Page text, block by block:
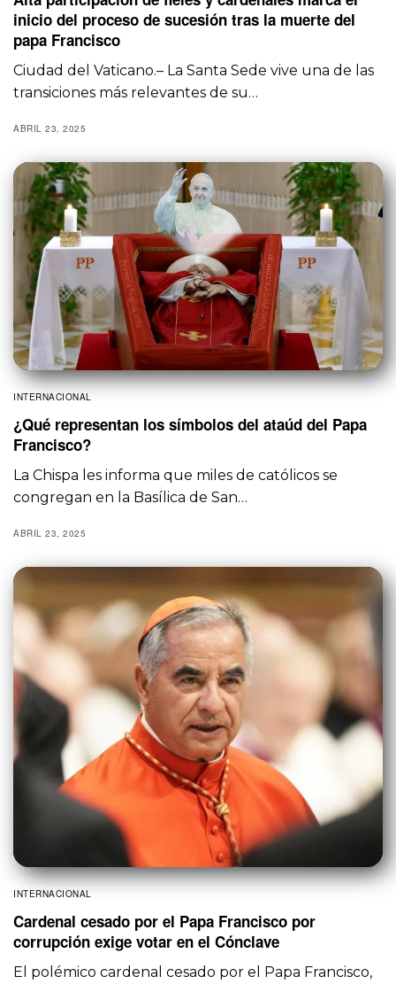
inicio del proceso de sucesión tras la muerte del
papa Francisco
Ciudad del Vaticano.– La Santa Sede vive una de las
transiciones más relevantes de su…
ABRIL 23, 2025
INTERNACIONAL
¿Qué representan los símbolos del ataúd del Papa
Francisco?
La Chispa les informa que miles de católicos se
congregan en la Basílica de San…
ABRIL 23, 2025
INTERNACIONAL
Cardenal cesado por el Papa Francisco por
corrupción exige votar en el Cónclave
El polémico cardenal cesado por el Papa Francisco,